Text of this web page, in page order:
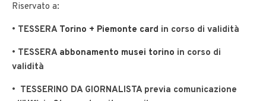
Riservato a:
• TESSERA Torino + Piemonte card in corso di validità
• TESSERA abbonamento musei torino in corso di
validità
• TESSERINO DA GIORNALISTA previa comunicazione